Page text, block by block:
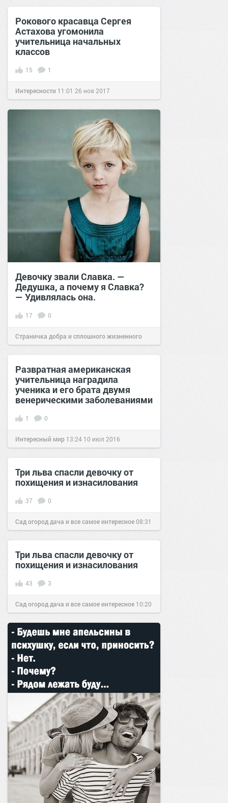
Рокового красавца Сергея
Астахова угомонила
учительница начальных
классов
15 1
Интересности 11:01 26 ноя 2017
Девочку звали Славка. —
Дедушка, а почему я Славка?
— Удивлялась она.
17 0
Страничка добра и сплошного жизненного
позитива! 17:41 05 авг 2024
Развратная американская
учительница наградила
ученика и его брата двумя
венерическими заболеваниями
1 0
Интересный мир 13:24 10 июл 2016
Три льва спасли девочку от
похищения и изнасилования
37 0
Сад огород дача и все самое интересное08:31
29 сен 2016
Три льва спасли девочку от
похищения и изнасилования
43 3
Сад огород дача и все самое интересное 10:20
27 июл 2016